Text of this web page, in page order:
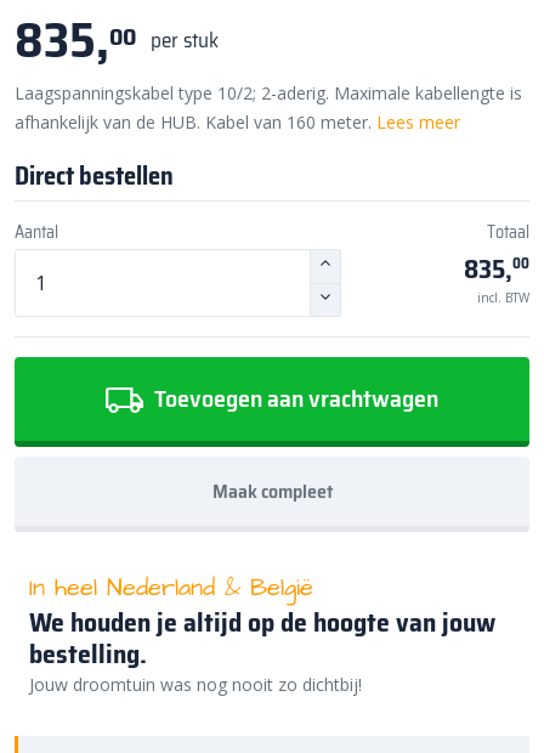
835,00 per stuk
Laagspanningskabel type 10/2; 2-aderig. Maximale kabellengte is
afhankelijk van de HUB. Kabel van 160 meter. Lees meer
Direct bestellen
Aantal Totaal
835,00
incl. BTW
Toevoegen aan vrachtwagen
Maak compleet
In heel Nederland & België
We houden je altijd op de hoogte van jouw
bestelling.
Jouw droomtuin was nog nooit zo dichtbij!